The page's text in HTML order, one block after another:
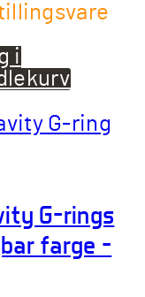
i
G-rings
farge –